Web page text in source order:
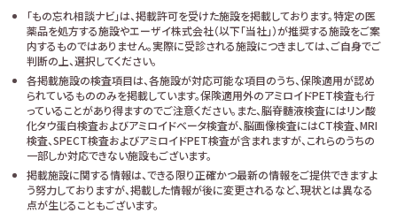
「もの忘れ相談ナビ」は、掲載許可を受けた施設を掲載しております。特定の医
薬品を処方する施設やエーザイ株式会社（以下「当社」）が推奨する施設をご案
内するものではありません。実際に受診される施設につきましては、ご自身でご
判断の上、選択してください。
各掲載施設の検査項目は、各施設が対応可能な項目のうち、保険適用が認め
られているもののみを掲載しています。保険適用外のアミロイドPET検査も行
っていることがあり得ますのでご注意ください。また、脳脊髄液検査にはリン酸
化タウ蛋白検査およびアミロイドベータ検査が、脳画像検査にはCT検査、MRI
検査、SPECT検査およびアミロイドPET検査が含まれますが、これらのうちの
一部しか対応できない施設もございます。
掲載施設に関する情報は、できる限り正確かつ最新の情報をご提供できますよ
う努力しておりますが、掲載した情報が後に変更されるなど、現状とは異なる
点が生じることもございます。